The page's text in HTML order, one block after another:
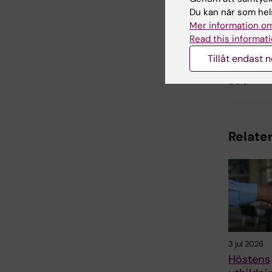
Louise
Dela
3 jul 2026
Höstens
Du kan när som
Mer information
Read this
Tillåt endast